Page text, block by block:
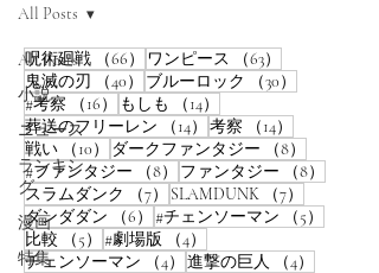
All Posts
小説
ニュース
ランキン
グ
漫画
特集
All Posts
呪術廻戦 （66） 66件の記事
ワンピース （63）
鬼滅の刃
（40） 40件の記事
ブルーロック （30）
#考察
（16） 16件の記事
もしも （14）
葬送のフリーレン
（14） 14件の記事
考察 （14）
戦い
（10） 10件の記事
ダークファンタジー （8）
#ファンタジー
（8） 8件の記事
ファンタジー （8）
スラムダンク
（7） 7件の記事
SLAMDUNK （7）
ダンダダン
（6） 6件の記事
#チェンソーマン （5）
比較
（5） 5件の記事
#劇場版 （4）
チェンソーマン
（4） 4件の記事
進撃の巨人 （4）